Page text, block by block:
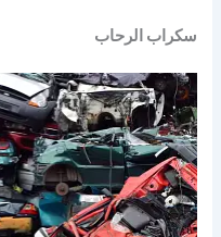
سكراب الرحاب